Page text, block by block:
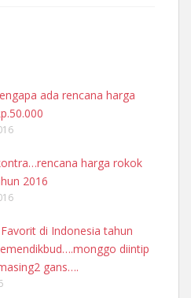
ada rencana harga
harga rokok
2016
di Indonesia tahun
diintip
gans….